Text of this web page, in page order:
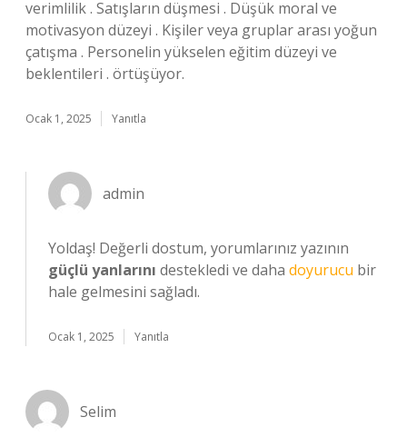
verimlilik . Satışların düşmesi . Düşük moral ve
motivasyon düzeyi . Kişiler veya gruplar arası yoğun
çatışma . Personelin yükselen eğitim düzeyi ve
beklentileri . örtüşüyor.
Ocak 1, 2025 Yanıtla
admin
Yoldaş! Değerli dostum, yorumlarınız yazının
güçlü yanlarını destekledi ve daha doyurucu bir
hale gelmesini sağladı.
Ocak 1, 2025 Yanıtla
Selim